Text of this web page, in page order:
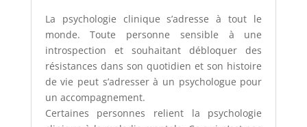
La psychologie clinique s’adresse à tout le
monde. Toute personne sensible à une
introspection et souhaitant débloquer des
résistances dans son quotidien et son histoire
de vie peut s’adresser à un psychologue pour
un accompagnement.
Certaines personnes relient la psychologie